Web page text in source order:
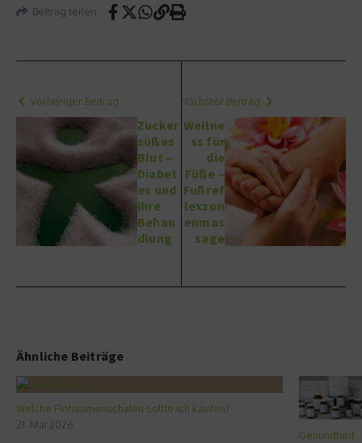
Beitrag teilen
vorheriger Beitrag
Zucker
süßes
Blut –
Diabet
es und
ihre
Behan
dlung
Nächster Beitrag
Wellne
ss für
die
Füße –
Fußref
lexzon
enmas
sage
Ähnliche Beiträge
Welche Flohsamenschalen sollte ich kaufen?
21. Mai 2026
Gesundheit